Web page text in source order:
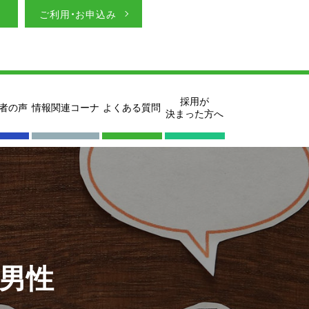
ご利用・お申込み
の声 情報関連コーナ よくある質問
採用が
決まった方へ
性